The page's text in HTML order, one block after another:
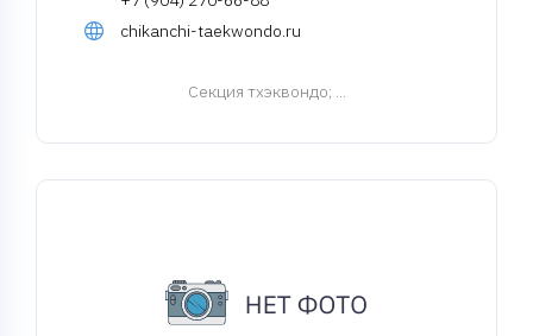
chikanchi-taekwondo.ru
Cекция тхэквондо; ...